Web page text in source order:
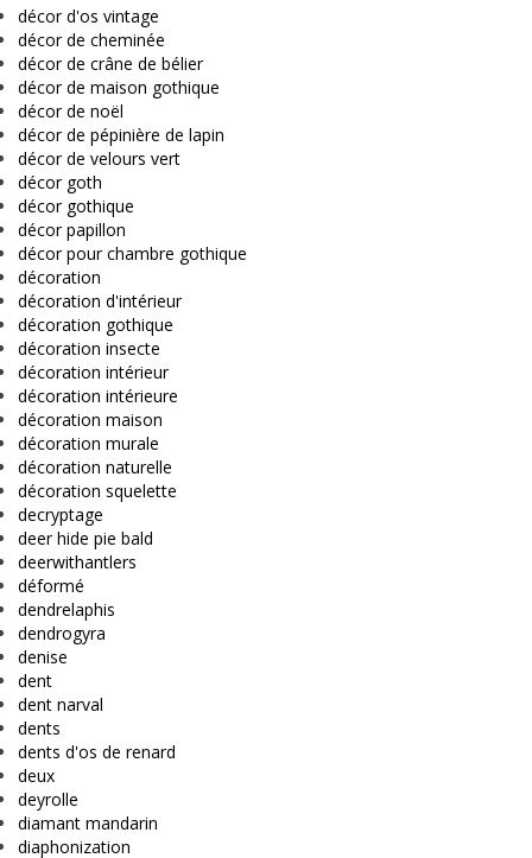
décor d'os vintage
décor de cheminée
décor de crâne de bélier
décor de maison gothique
décor de noël
décor de pépinière de lapin
décor de velours vert
décor goth
décor gothique
décor papillon
décor pour chambre gothique
décoration
décoration d'intérieur
décoration gothique
décoration insecte
décoration intérieur
décoration intérieure
décoration maison
décoration murale
décoration naturelle
décoration squelette
decryptage
deer hide pie bald
deerwithantlers
déformé
dendrelaphis
dendrogyra
denise
dent
dent narval
dents
dents d'os de renard
deux
deyrolle
diamant mandarin
diaphonization